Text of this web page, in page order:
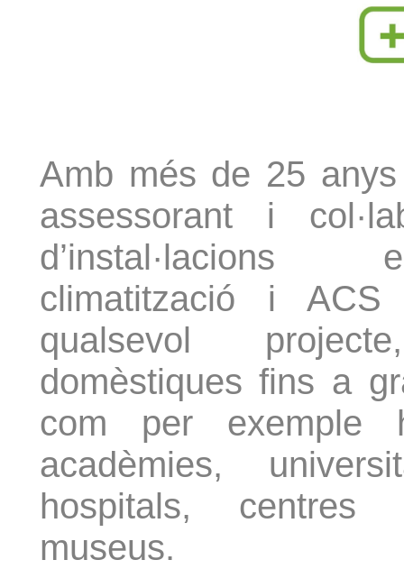
Amb més de 25
assessorant i
d’instal·lacions
climatització i
qualsevol
domèstiques fins a
com per exemple
acadèmies,
hospitals, centres
museus.